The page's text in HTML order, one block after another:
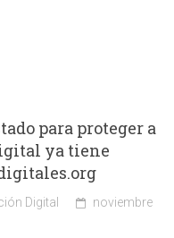
para proteger a
ya tiene
Digital
noviembre